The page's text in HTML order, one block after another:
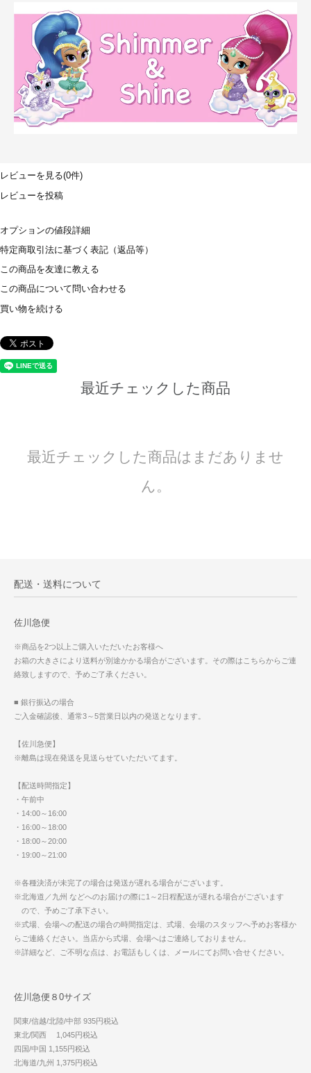
レビューを見る(0件)
レビューを投稿
オプションの値段詳細
特定商取引法に基づく表記（返品等）
この商品を友達に教える
この商品について問い合わせる
買い物を続ける
最近チェックした商品
最近チェックした商品はまだありませ
ん。
配送・送料について
佐川急便
※商品を2つ以上ご購入いただいたお客様へ
お箱の大きさにより送料が別途かかる場合がございます。その際はこちらからご連
絡致しますので、予めご了承ください。
■ 銀行振込の場合
ご入金確認後、通常3～5営業日以内の発送となります。
【佐川急便】
※離島は現在発送を見送らせていただいてます。
【配送時間指定】
・午前中
・14:00～16:00
・16:00～18:00
・18:00～20:00
・19:00～21:00
※各種決済が未完了の場合は発送が遅れる場合がございます。
※北海道／九州 などへのお届けの際に1～2日程配送が遅れる場合がございます
ので、予めご了承下さい。
※式場、会場への配送の場合の時間指定は、式場、会場のスタッフへ予めお客様か
らご連絡ください。当店から式場、会場へはご連絡しておりません。
※詳細など、ご不明な点は、お電話もしくは、メールにてお問い合せください。
佐川急便８0サイズ
関東/信越/北陸/中部 935円税込
東北/関西 1,045円税込
四国/中国 1,155円税込
北海道/九州 1,375円税込